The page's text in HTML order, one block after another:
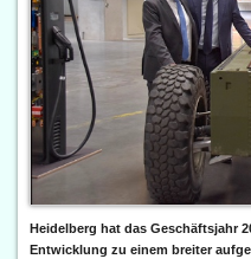
Heidelberg hat das Geschäftsjahr
Entwicklung zu einem breiter